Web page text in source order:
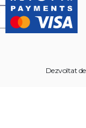
Dezvoltat